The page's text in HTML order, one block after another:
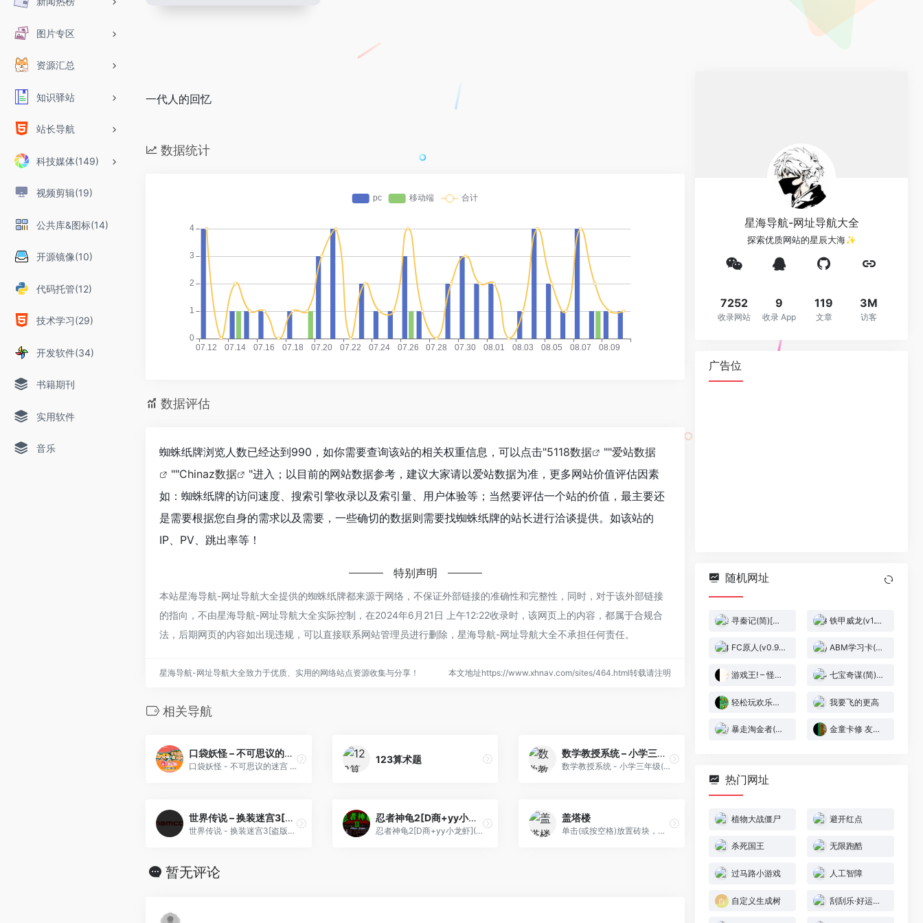
图片专区
资源汇总
知识驿站
站长导航
科技媒体(149)
视频剪辑(19)
公共库&图标(14)
开源镜像(10)
代码托管(12)
技术学习(29)
开发软件(34)
书籍期刊
实用软件
音乐
一代人的回忆
数据统计
数据评估
蜘蛛纸牌浏览人数已经达到990，如你需要查询该站的相关权重信息，可以点击"5118数据 ""爱站数据
""Chinaz数据
"进入；以目前的网站数据参考，建议大家请以爱站数据为准，更多网站价值评估因素
如：蜘蛛纸牌的访问速度、搜索引擎收录以及索引量、用户体验等；当然要评估一个站的价值，最主要还
是需要根据您自身的需求以及需要，一些确切的数据则需要找蜘蛛纸牌的站长进行洽谈提供。如该站的
IP、PV、跳出率等！
特别声明
本站星海导航-网址导航大全提供的蜘蛛纸牌都来源于网络，不保证外部链接的准确性和完整性，同时，对于该外部链接
的指向，不由星海导航-网址导航大全实际控制，在2024年6月21日 上午12:22收录时，该网页上的内容，都属于合规合
法，后期网页的内容如出现违规，可以直接联系网站管理员进行删除，星海导航-网址导航大全不承担任何责任。
星海导航-网址导航大全致力于优质、实用的网络站点资源收集与分享！ 本文地址https://www.xhnav.com/sites/464.html转载请注明
相关导航
口袋妖怪 – 不可思议的迷宫 赤之救助队[盗版&Kunlunshen&Qqture](Sramfix)(简)(JP)(256Mb)
口袋妖怪 - 不可思议的迷宫 赤之救助队[盗版&Kunlunshen&Qqture](Sramfix)(简)(JP)(256Mb)
123算术题
数学教授系统 – 小学三年级(简)[小霸王](CN)[ETC](4Mb)
数学教授系统 - 小学三年级(简)[小霸王](CN)[ETC](4Mb)
世界传说 – 换装迷宫3[盗版&游戏炒饭](繁)(JP)(128Mb)
世界传说 - 换装迷宫3[盗版&游戏炒饭](繁)(JP)(128Mb)
忍者神龟2[D商+yy小龙虾](256Mb)
忍者神龟2[D商+yy小龙虾](256Mb)
盖塔楼
单击(或按空格)放置砖块，看看你能堆多高
暂无评论
星海导航-网址导航大全
探索优质网站的星辰大海✨
7252
收录网站
9
收录 App
119
文章
3M
访客
广告位
随机网址
寻秦记(简)[南晶科技](CN)[RPG](4Mb) 铁甲威龙(v1.1)(简)[Nineswords](US)[ACT](2Mb)
FC原人(v0.9)(简)[高伟](JP)[ACT](3Mb) ABM学习卡(v5.0)(简)[maxzhou88](CN)[ETC](8Mb)
游戏王! – 怪兽决斗EX 2[九柳](Beta) (繁)(JP)(128Mb) 七宝奇谋(简)[高伟](JP)[ACT](0.37Mb)
轻松玩欢乐足球[Hyopo](简)(JP)(64Mb) 我要飞的更高
暴走淘金者(简)[九班](US)[PUZ](0.18Mb) 金童卡修 友情的电击 梦幻标签锦标赛[DMG汉化组](简)(JP)(128Mb)
热门网址
植物大战僵尸 避开红点
杀死国王 无限跑酷
过马路小游戏 人工智障
自定义生成树 刮刮乐·好运十倍